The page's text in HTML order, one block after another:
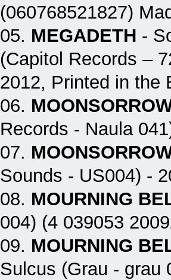
(060768521827)
05. MEGADETH -
(Capitol Records ‎–
2012, Printed in the
06.
Records - Naula
07.
Sounds - US004) -
08. MOURNING
004) (4 039053
09. MOURNING
Sulcus (Grau - grau